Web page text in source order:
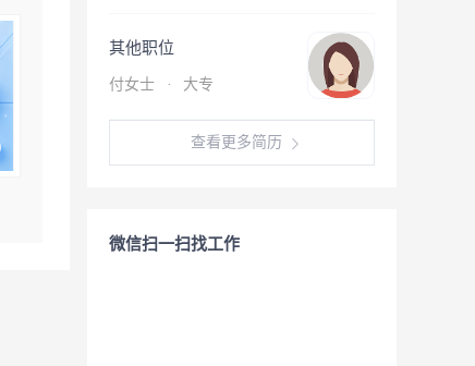
其他职位
付女士 · 大专
查看更多简历
微信扫一扫找工作